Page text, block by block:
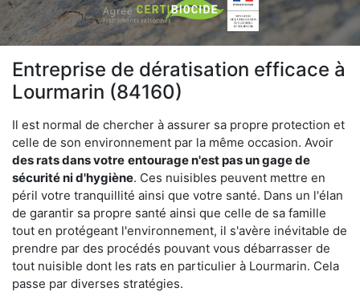
Entreprise de dératisation efficace à
Lourmarin (84160)
Il est normal de chercher à assurer sa propre protection et
celle de son environnement par la même occasion. Avoir
des rats dans votre entourage n'est pas un gage de
sécurité ni d'hygiène. Ces nuisibles peuvent mettre en
péril votre tranquillité ainsi que votre santé. Dans un l'élan
de garantir sa propre santé ainsi que celle de sa famille
tout en protégeant l'environnement, il s'avère inévitable de
prendre par des procédés pouvant vous débarrasser de
tout nuisible dont les rats en particulier à Lourmarin. Cela
passe par diverses stratégies.